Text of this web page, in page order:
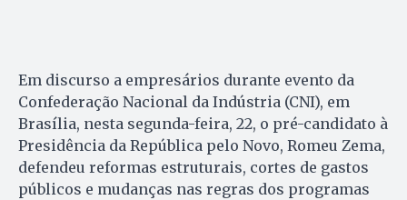
Em discurso a empresários durante evento da
Confederação Nacional da Indústria (CNI), em
Brasília, nesta segunda-feira, 22, o pré-candidato à
Presidência da República pelo Novo, Romeu Zema,
defendeu reformas estruturais, cortes de gastos
públicos e mudanças nas regras dos programas